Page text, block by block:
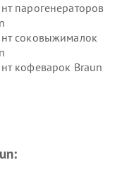
парогенераторов
соковыжималок
кофеварок Braun